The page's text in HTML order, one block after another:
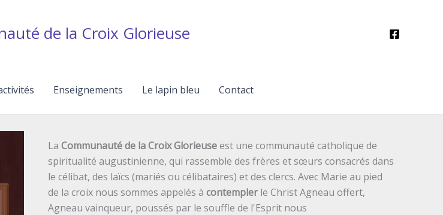
de la Croix Glorieuse
Enseignements Le lapin bleu Contact
La Communauté de la Croix Glorieuseest une communauté catholique de
spiritualité augustinienne, qui rassemble des frères et sœurs consacrés dans
le célibat, des laïcs (mariés ou célibataires) et des clercs. Avec Marie au pied
de la croix nous sommes appelés à contemplerle Christ Agneau offert,
Agneau vainqueur, poussés par le souffle de l'Esprit nous